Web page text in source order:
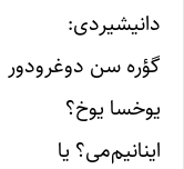
دانیشیردی:
گؤره سن دوغرودور‌
‌یوخسا ‌یوخ؟
اینانیم‌‌می؟ یا